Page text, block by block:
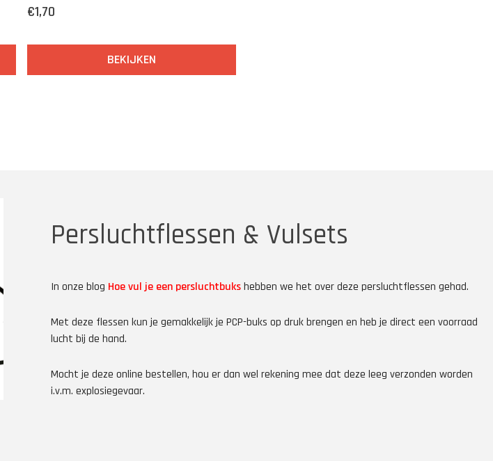
€1,70
BEKIJKEN
Persluchtflessen & Vulsets
In onze blog Hoe vul je een persluchtbukshebben we het over deze persluchtflessen gehad.
Met deze flessen kun je gemakkelijk je PCP-buks op druk brengen en heb je direct een voorraad
lucht bij de hand.
Mocht je deze online bestellen, hou er dan wel rekening mee dat deze leeg verzonden worden
i.v.m. explosiegevaar.